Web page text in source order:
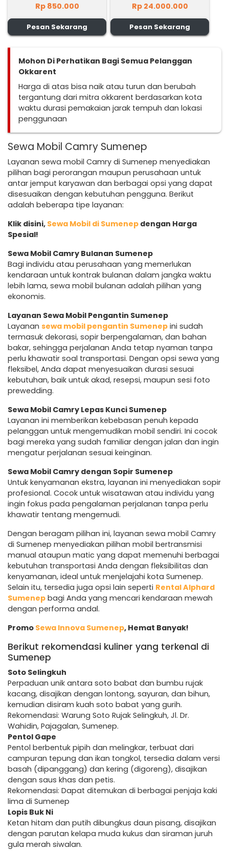
Rp 850.000
Pesan Sekarang
Rp 24.000.000
Pesan Sekarang
Mohon Di Perhatikan Bagi Semua Pelanggan
Okkarent
Harga di atas bisa naik atau turun dan berubah
tergantung dari mitra okkarent berdasarkan kota
waktu durasi pemakaian jarak tempuh dan lokasi
penggunaan
Sewa Mobil Camry Sumenep
Layanan sewa mobil Camry di Sumenep menyediakan
pilihan bagi perorangan maupun perusahaan untuk
antar jemput karyawan dan berbagai opsi yang dapat
disesuaikan dengan kebutuhan pengguna. Berikut
adalah beberapa tipe layanan:
Klik disini, Sewa Mobil di Sumenep dengan Harga
Spesial!
Sewa Mobil Camry Bulanan Sumenep
Bagi individu atau perusahaan yang memerlukan
kendaraan untuk kontrak bulanan dalam jangka waktu
lebih lama, sewa mobil bulanan adalah pilihan yang
ekonomis.
Layanan Sewa Mobil Pengantin Sumenep
Layanan sewa mobil pengantin Sumenep ini sudah
termasuk dekorasi, sopir berpengalaman, dan bahan
bakar, sehingga perjalanan Anda tetap nyaman tanpa
perlu khawatir soal transportasi. Dengan opsi sewa yang
fleksibel, Anda dapat menyesuaikan durasi sesuai
kebutuhan, baik untuk akad, resepsi, maupun sesi foto
prewedding.
Sewa Mobil Camry Lepas Kunci Sumenep
Layanan ini memberikan kebebasan penuh kepada
pelanggan untuk mengemudikan mobil sendiri. Ini cocok
bagi mereka yang sudah familiar dengan jalan dan ingin
mengatur perjalanan sesuai keinginan.
Sewa Mobil Camry dengan Sopir Sumenep
Untuk kenyamanan ekstra, layanan ini menyediakan sopir
profesional. Cocok untuk wisatawan atau individu yang
ingin fokus pada pengalaman perjalanan tanpa perlu
khawatir tentang mengemudi.
Dengan beragam pilihan ini, layanan sewa mobil Camry
di Sumenep menyediakan pilihan mobil bertransmisi
manual ataupun matic yang dapat memenuhi berbagai
kebutuhan transportasi Anda dengan fleksibilitas dan
kenyamanan, ideal untuk menjelajahi kota Sumenep.
Selain itu, tersedia juga opsi lain seperti Rental Alphard
Sumenep bagi Anda yang mencari kendaraan mewah
dengan performa andal.
Promo Sewa Innova Sumenep, Hemat Banyak!
Berikut rekomendasi kuliner yang terkenal di
Sumenep
Soto Selingkuh
Perpaduan unik antara soto babat dan bumbu rujak
kacang, disajikan dengan lontong, sayuran, dan bihun,
kemudian disiram kuah soto babat yang gurih.
Rekomendasi: Warung Soto Rujak Selingkuh, Jl. Dr.
Wahidin, Pajagalan, Sumenep.
Pentol Gape
Pentol berbentuk pipih dan melingkar, terbuat dari
campuran tepung dan ikan tongkol, tersedia dalam versi
basah (dipanggang) dan kering (digoreng), disajikan
dengan saus khas dan petis.
Rekomendasi: Dapat ditemukan di berbagai penjaja kaki
lima di Sumenep
Lopis Buk Ni
Ketan hitam dan putih dibungkus daun pisang, disajikan
dengan parutan kelapa muda kukus dan siraman juruh
gula merah siwalan.